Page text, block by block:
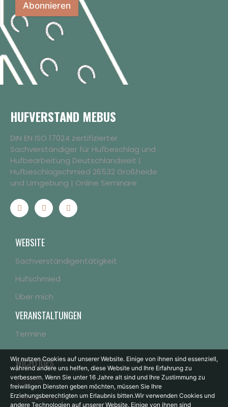
Abonnieren
HUFVERSTAND MEBUS
DIN EN ISO 17024 zertifizierter
Sachverständiger für Hufbeschlag und
Hufbearbeitung Deutschlandweit |
Hufbeschlagschmied 26532 Großheide
und Umgebung | Online Seminare
WEBSITE
Sachverständigentätigkeit
Hufschmied
Über mich
VERANSTALTUNGEN
Termine
WICHTIGES
Kontakt
Datenschutz
Wir nutzen Cookies auf unserer Website. Einige von ihnen sind essenziell,
während andere uns helfen, diese Website und Ihre Erfahrung zu
verbessern. Wenn Sie unter 16 Jahre alt sind und Ihre Zustimmung zu
freiwilligen Diensten geben möchten, müssen Sie Ihre
Erziehungsberechtigten um Erlaubnis bitten.Wir verwenden Cookies und
andere Technologien auf unserer Website. Einige von ihnen sind